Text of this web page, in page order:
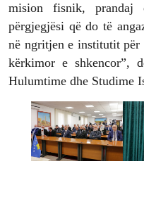
mision fisnik,
përgjegjësi që do të
në ngritjen e institutit
kërkimor e shkencor”,
Hulumtime dhe Studime